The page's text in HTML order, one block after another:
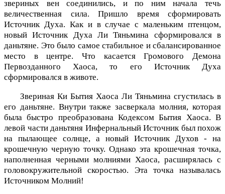
звериных вен соединились, и по ним начала течь
величественная сила. Пришло время сформировать
Источник Духа. Как и в случае с маленьким птенцом,
новый Источник Духа Ли Тяньмина сформировался в
даньтяне. Это было самое стабильное и сбалансированное
место в центре. Что касается Громового Демона
Первозданного Хаоса, то его Источник Духа
сформировался в животе.
Звериная Ки Бытия Хаоса Ли Тяньмина сгустилась в
его даньтяне. Внутри также засверкала молния, которая
была быстро преобразована Кодексом Бытия Хаоса. В
левой части даньтяня Инфернальный Источник был похож
на пылающее солнце, а новый Источник Духов - на
крошечную черную точку. Однако эта крошечная точка,
наполненная черными молниями Хаоса, расширялась с
головокружительной скоростью. Эта точка называлась
Источником Молний!